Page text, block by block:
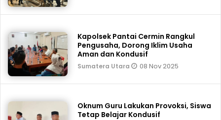
Kapolsek Pantai Cermin Rangkul
Pengusaha, Dorong Iklim Usaha
Aman dan Kondusif
Sumatera Utara 08 Nov 2025
Oknum Guru Lakukan Provoksi, Siswa
Tetap Belajar Kondusif